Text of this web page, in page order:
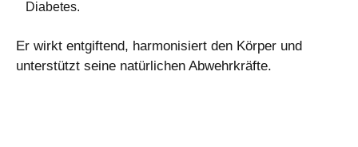
Diabetes.
Er wirkt entgiftend, harmonisiert den Körper und
unterstützt seine natürlichen Abwehrkräfte.